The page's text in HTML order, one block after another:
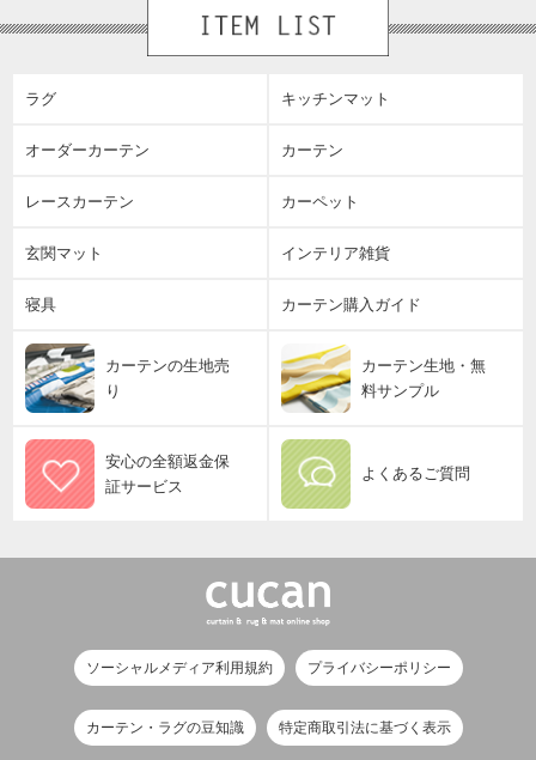
ラグ キッチンマット
オーダーカーテン カーテン
レースカーテン カーペット
玄関マット インテリア雑貨
寝具 カーテン購入ガイド
カーテンの生地売
り
カーテン生地・無
料サンプル
安心の全額返金保
証サービス
よくあるご質問
ソーシャルメディア利用規約 プライバシーポリシー
カーテン・ラグの豆知識 特定商取引法に基づく表示